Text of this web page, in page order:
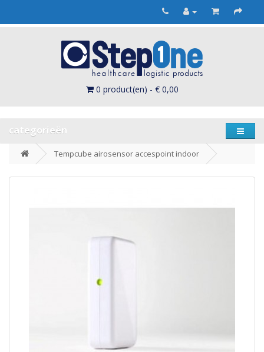
0 product(en) - € 0,00
categorieën
Tempcube airosensor accespoint indoor